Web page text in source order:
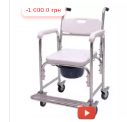
-1 000.0 грн